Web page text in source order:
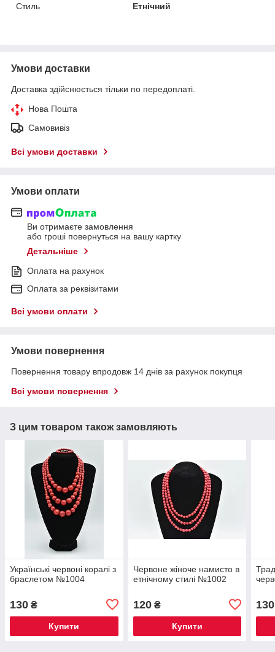
Стиль
Етнічний
Умови доставки
Доставка здійснюється тільки по передоплаті.
Нова Пошта
Самовивіз
Всі умови доставки
Умови оплати
Ви отримаєте замовлення
або гроші повернуться на вашу картку
Детальніше
Оплата на рахунок
Оплата за реквізитами
Всі умови оплати
Умови повернення
Повернення товару впродовж 14 днів за рахунок покупця
Всі умови повернення
З цим товаром також замовляють
Українські червоні коралі з
браслетом №1004
130 ₴
Купити
Червоне жіноче намисто в
етнічному стилі №1002
120₴
Купити
130